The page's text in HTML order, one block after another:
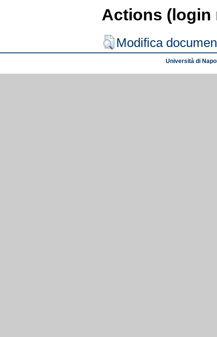
Actions (login
Modifica
Università di